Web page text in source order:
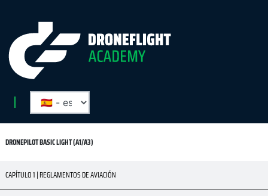
DRONEPILOT BASIC LIGHT (A1/A3)
CAPÍTULO 1 | REGLAMENTOS DE AVIACIÓN